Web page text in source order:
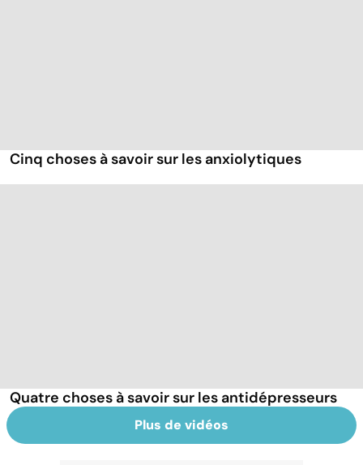
Cinq choses à savoir sur les anxiolytiques
Quatre choses à savoir sur les antidépresseurs
Plus de vidéos